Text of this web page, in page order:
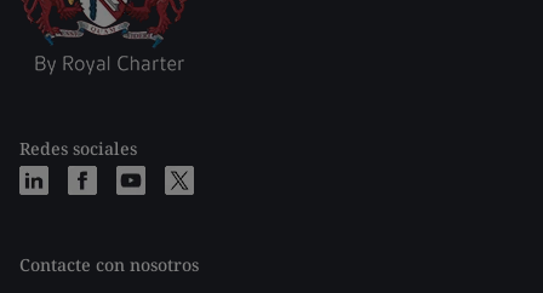
Redes sociales
Contacte con nosotros